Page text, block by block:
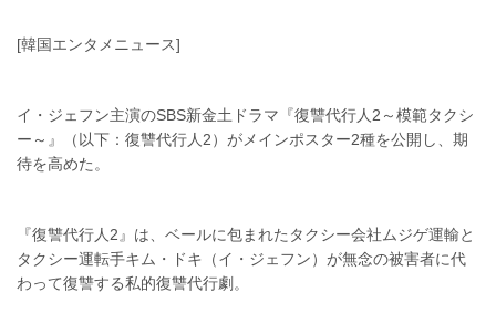
[韓国エンタメニュース]
イ・ジェフン主演のSBS新金土ドラマ『復讐代行人2～模範タクシ
ー～』（以下：復讐代行人2）がメインポスター2種を公開し、期
待を高めた。
『復讐代行人2』は、ベールに包まれたタクシー会社ムジゲ運輸と
タクシー運転手キム・ドキ（イ・ジェフン）が無念の被害者に代
わって復讐する私的復讐代行劇。